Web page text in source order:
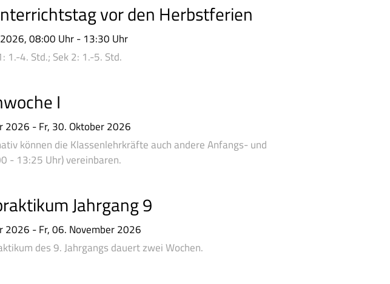
vor den Herbstferien
, 08:00 Uhr- 13:30 Uhr
1.-4. Std.; Sek 2: 1.-5. Std.
I
2026 -Fr, 30. Oktober 2026
können die Klassenlehrkräfte auch andere Anfangs- und
- 13:25 Uhr) vereinbaren.
Jahrgang 9
2026 -Fr,06. November 2026
des 9. Jahrgangs dauert zwei Wochen.